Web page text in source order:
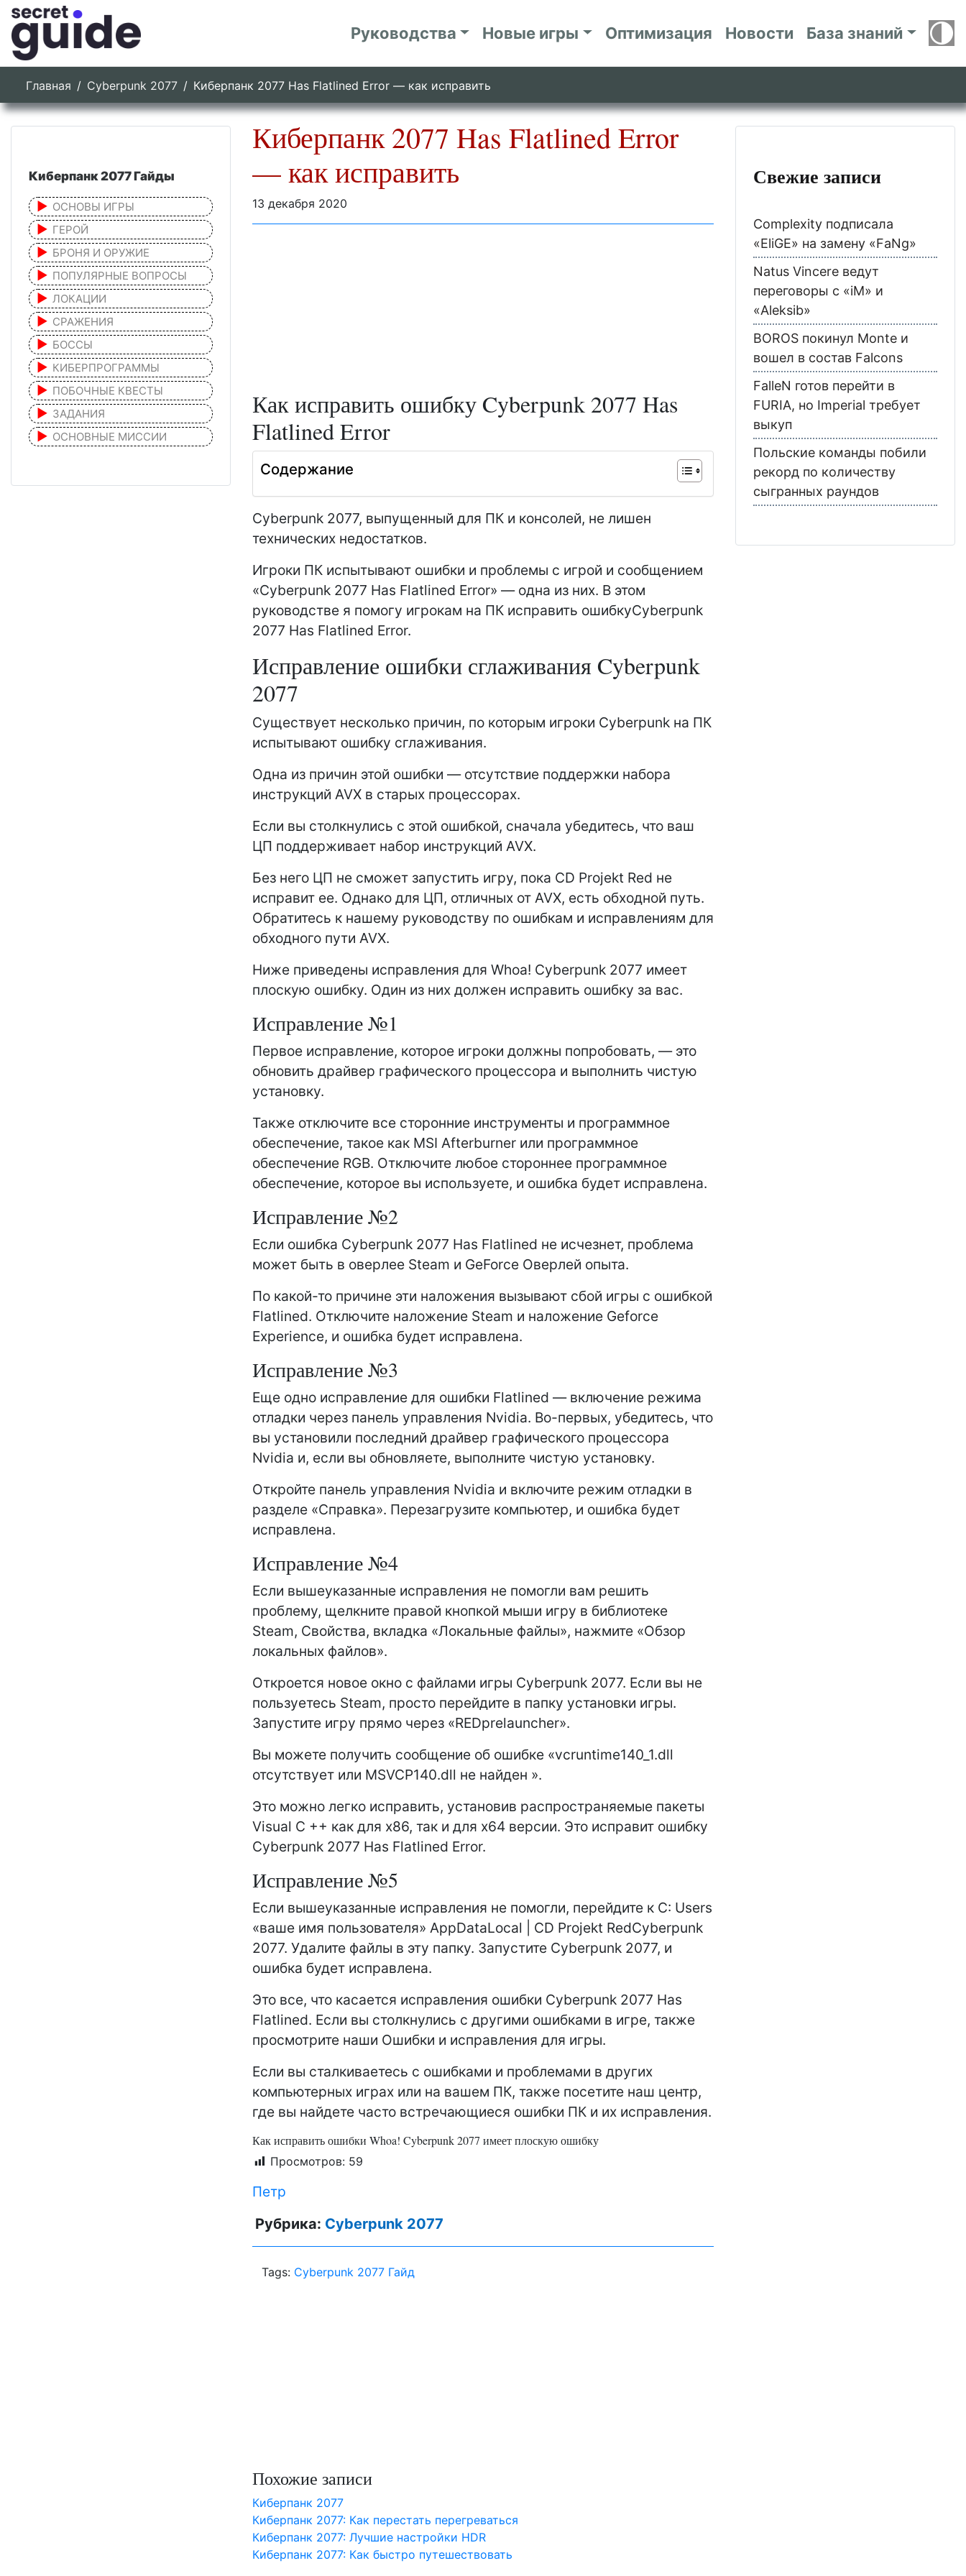
Руководства Новые игры Оптимизация Новости База знаний
Главная Cyberpunk 2077 Киберпанк 2077 Has Flatlined Error — как исправить
Киберпанк 2077 Has Flatlined Error
— как исправить
13 декабря 2020
Как исправить ошибку Cyberpunk 2077 Has
Flatlined Error
Содержание
Cyberpunk 2077, выпущенный для ПК и консолей, не лишен
технических недостатков.
Игроки ПК испытывают ошибки и проблемы с игрой и сообщением
«Cyberpunk 2077 Has Flatlined Error» — одна из них. В этом
руководстве я помогу игрокам на ПК исправить ошибкуCyberpunk
2077 Has Flatlined Error.
Исправление ошибки сглаживания Cyberpunk
2077
Существует несколько причин, по которым игроки Cyberpunk на ПК
испытывают ошибку сглаживания.
Одна из причин этой ошибки — отсутствие поддержки набора
инструкций AVX в старых процессорах.
Если вы столкнулись с этой ошибкой, сначала убедитесь, что ваш
ЦП поддерживает набор инструкций AVX.
Без него ЦП не сможет запустить игру, пока CD Projekt Red не
исправит ее. Однако для ЦП, отличных от AVX, есть обходной путь.
Обратитесь к нашему руководству по ошибкам и исправлениям для
обходного пути AVX.
Ниже приведены исправления для Whoa! Cyberpunk 2077 имеет
плоскую ошибку. Один из них должен исправить ошибку за вас.
Исправление №1
Первое исправление, которое игроки должны попробовать, — это
обновить драйвер графического процессора и выполнить чистую
установку.
Также отключите все сторонние инструменты и программное
обеспечение, такое как MSI Afterburner или программное
обеспечение RGB. Отключите любое стороннее программное
обеспечение, которое вы используете, и ошибка будет исправлена.
Исправление №2
Если ошибка Cyberpunk 2077 Has Flatlined не исчезнет, ​​проблема
может быть в оверлее Steam и GeForce Оверлей опыта.
По какой-то причине эти наложения вызывают сбой игры с ошибкой
Flatlined. Отключите наложение Steam и наложение Geforce
Experience, и ошибка будет исправлена.
Исправление №3
Еще одно исправление для ошибки Flatlined — включение режима
отладки через панель управления Nvidia. Во-первых, убедитесь, что
вы установили последний драйвер графического процессора
Nvidia и, если вы обновляете, выполните чистую установку.
Откройте панель управления Nvidia и включите режим отладки в
разделе «Справка». Перезагрузите компьютер, и ошибка будет
исправлена.
Исправление №4
Если вышеуказанные исправления не помогли вам решить
проблему, щелкните правой кнопкой мыши игру в библиотеке
Steam, Свойства, вкладка «Локальные файлы», нажмите «Обзор
локальных файлов».
Откроется новое окно с файлами игры Cyberpunk 2077. Если вы не
пользуетесь Steam, просто перейдите в папку установки игры.
Запустите игру прямо через «REDprelauncher».
Вы можете получить сообщение об ошибке «vcruntime140_1.dll
отсутствует или MSVCP140.dll не найден ».
Это можно легко исправить, установив распространяемые пакеты
Visual C ++ как для x86, так и для x64 версии. Это исправит ошибку
Cyberpunk 2077 Has Flatlined Error.
Исправление №5
Если вышеуказанные исправления не помогли, перейдите к C: Users
«ваше имя пользователя» AppDataLocal | CD Projekt RedCyberpunk
2077. Удалите файлы в эту папку. Запустите Cyberpunk 2077, и
ошибка будет исправлена.
Это все, что касается исправления ошибки Cyberpunk 2077 Has
Flatlined. Если вы столкнулись с другими ошибками в игре, также
просмотрите наши Ошибки и исправления для игры.
Если вы сталкиваетесь с ошибками и проблемами в других
компьютерных играх или на вашем ПК, также посетите наш центр,
где вы найдете часто встречающиеся ошибки ПК и их исправления.
Как исправить ошибки Whoa! Cyberpunk 2077 имеет плоскую ошибку
Просмотров: 59
Петр
Рубрика: Cyberpunk 2077
Tags: Cyberpunk 2077 Гайд
Похожие записи
Киберпанк 2077
Киберпанк 2077: Как перестать перегреваться
Киберпанк 2077: Лучшие настройки HDR
Киберпанк 2077: Как быстро путешествовать
Киберпанк 2077 Гайды
ОСНОВЫ ИГРЫ
ГЕРОЙ
БРОНЯ И ОРУЖИЕ
ПОПУЛЯРНЫЕ ВОПРОСЫ
ЛОКАЦИИ
СРАЖЕНИЯ
БОССЫ
КИБЕРПРОГРАММЫ
ПОБОЧНЫЕ КВЕСТЫ
ЗАДАНИЯ
ОСНОВНЫЕ МИССИИ
Свежие записи
Complexity подписала
«EliGE» на замену «FaNg»
Natus Vincere ведут
переговоры с «iM» и
«Aleksib»
BOROS покинул Monte и
вошел в состав Falcons
FalleN готов перейти в
FURIA, но Imperial требует
выкуп
Польские команды побили
рекорд по количеству
сыгранных раундов